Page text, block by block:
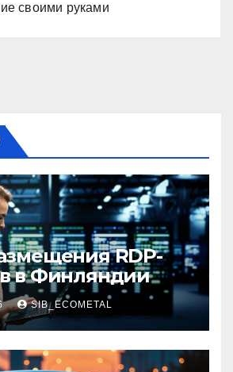
своими руками
RDP-
в Финляндии
SIB_ECOMETAL